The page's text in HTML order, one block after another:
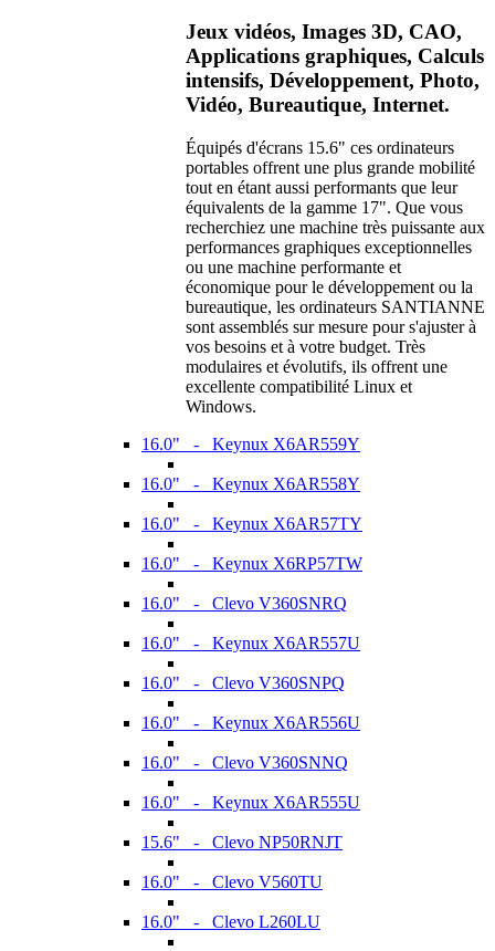
Jeux vidéos, Images 3D, CAO,
Applications graphiques, Calculs
intensifs, Développement, Photo,
Vidéo, Bureautique, Internet.
Équipés d'écrans 15.6" ces ordinateurs
portables offrent une plus grande mobilité
tout en étant aussi performants que leur
équivalents de la gamme 17". Que vous
recherchiez une machine très puissante aux
performances graphiques exceptionnelles
ou une machine performante et
économique pour le développement ou la
bureautique, les ordinateurs SANTIANNE
sont assemblés sur mesure pour s'ajuster à
vos besoins et à votre budget. Très
modulaires et évolutifs, ils offrent une
excellente compatibilité Linux et
Windows.
16.0" - Keynux X6AR559Y
16.0" - Keynux X6AR558Y
16.0" - Keynux X6AR57TY
16.0" - Keynux X6RP57TW
16.0" - Clevo V360SNRQ
16.0" - Keynux X6AR557U
16.0" - Clevo V360SNPQ
16.0" - Keynux X6AR556U
16.0" - Clevo V360SNNQ
16.0" - Keynux X6AR555U
15.6" - Clevo NP50RNJT
16.0" - Clevo V560TU
16.0" - Clevo L260LU